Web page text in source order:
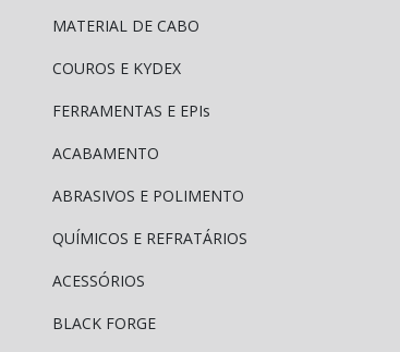
MATERIAL DE CABO
COUROS E KYDEX
FERRAMENTAS E EPIs
ACABAMENTO
ABRASIVOS E POLIMENTO
QUÍMICOS E REFRATÁRIOS
ACESSÓRIOS
BLACK FORGE